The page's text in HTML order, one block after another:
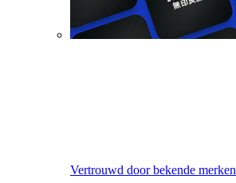
Vertrouwd door bekende merken